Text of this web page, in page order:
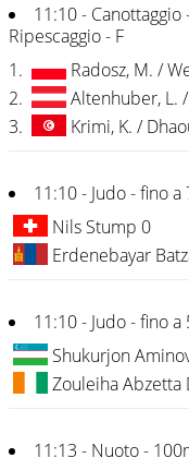
11:10 - Canottaggio
Ripescaggio - F
1.
Radosz, M. /
2.
Altenhuber, L.
3.
Krimi, K. /
11:10 - Judo - fino
Nils Stump 0
Erdenebayar
11:10 - Judo - fino a
Shukurjon
Zouleiha Abzetta
11:13 - Nuoto -